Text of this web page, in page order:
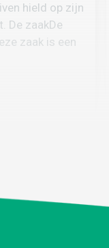
hield op zijn
De zaakDe
zaak is een